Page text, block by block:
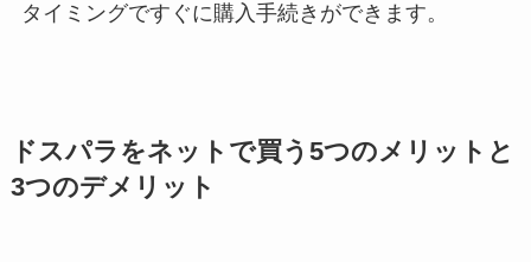
タイミングですぐに購入手続きができます。
ドスパラをネットで買う5つのメリットと
3つのデメリット